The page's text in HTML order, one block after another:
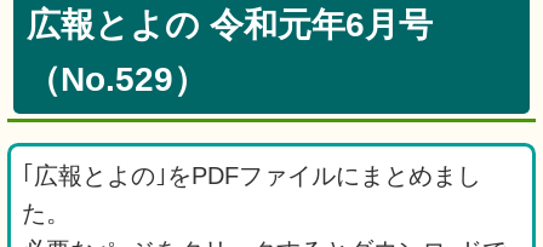
広報とよの 令和元年6月号
（No.529）
｢広報とよの｣をPDFファイルにまとめまし
た。